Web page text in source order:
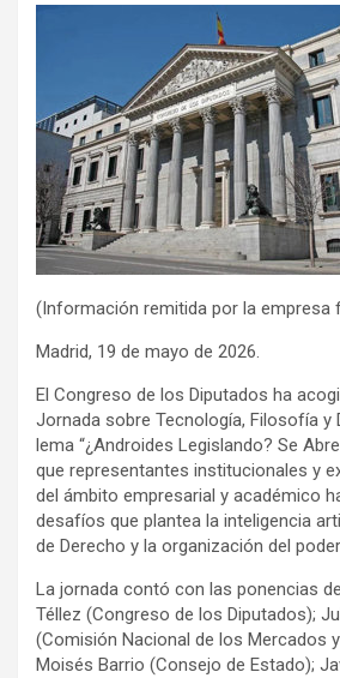
(Información remitida por la empresa
Madrid, 19 de mayo de 2026.
El Congreso de los Diputados ha
Jornada sobre Tecnología, Filosofía y
lema “¿Androides Legislando? Se
que representantes institucionales y
del ámbito empresarial y académico
desafíos que plantea la inteligencia
de Derecho y la organización del
La jornada contó con las ponencias
Téllez (Congreso de los Diputados);
(Comisión Nacional de los Mercados
Moisés Barrio (Consejo de Estado);